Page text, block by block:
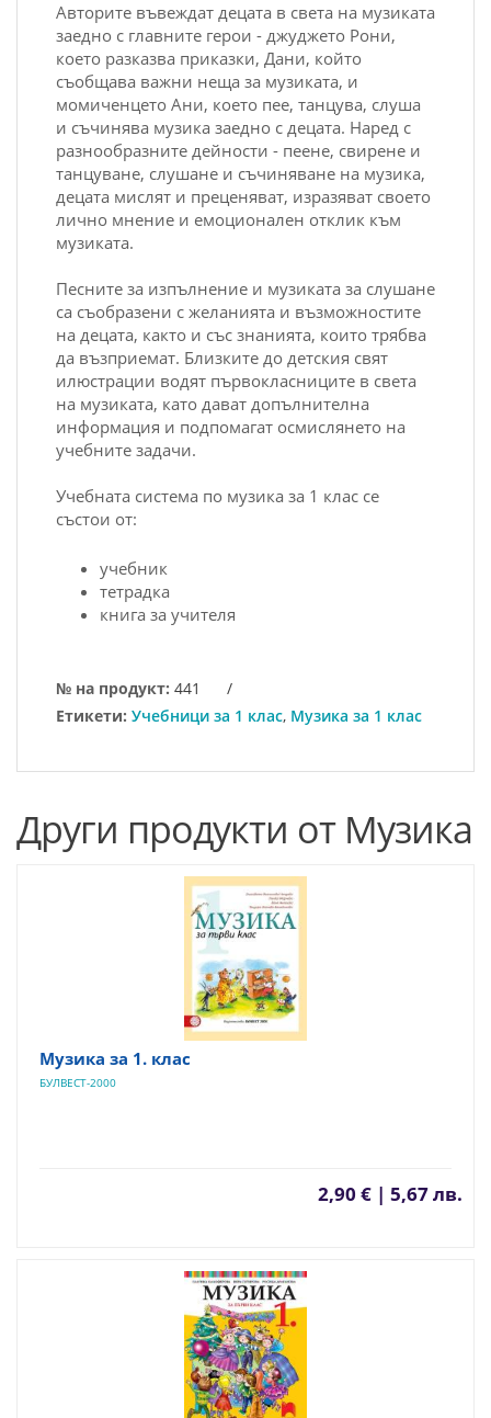
Авторите въвеждат децата в света на музиката
заедно с главните герои - джуджето Рони,
което разказва приказки, Дани, който
съобщава важни неща за музиката, и
момиченцето Ани, което пее, танцува, слуша
и съчинява музика заедно с децата. Наред с
разнообразните дейности - пеене, свирене и
танцуване, слушане и съчиняване на музика,
децата мислят и преценяват, изразяват своето
лично мнение и емоционален отклик към
музиката.
Песните за изпълнение и музиката за слушане
са съобразени с желанията и възможностите
на децата, както и със знанията, които трябва
да възприемат. Близките до детския свят
илюстрации водят първокласниците в света
на музиката, като дават допълнителна
информация и подпомагат осмислянето на
учебните задачи.
Учебната система по музика за 1 клас се
състои от:
учебник
тетрадка
книга за учителя
№ на продукт: 441
/
Етикети: Учебници за 1 клас, Музика за 1 клас
Други продукти от Музика
Музика за 1. клас
БУЛВЕСТ-2000
2,90 € | 5,67 лв.